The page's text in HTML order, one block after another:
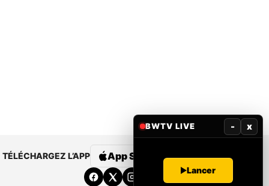
TÉLÉCHARGEZ L’APP App Store Google Play
BWTV LIVE - x
Lancer